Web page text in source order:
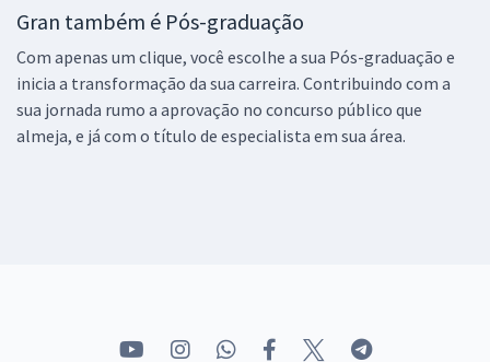
Gran também é Pós-graduação
Com apenas um clique, você escolhe a sua Pós-graduação e
inicia a transformação da sua carreira. Contribuindo com a
sua jornada rumo a aprovação no concurso público que
almeja, e já com o título de especialista em sua área.